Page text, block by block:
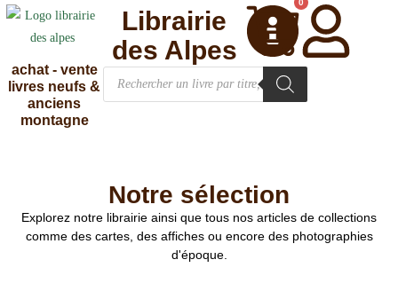
achat - vente
livres neufs &
anciens
montagne
0
Librairie
des Alpes
Notre sélection
Explorez notre librairie ainsi que tous nos articles de collections
comme des cartes, des affiches ou encore des photographies
d'époque.